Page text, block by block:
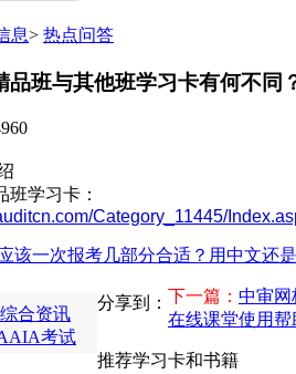
综合资讯
考试
息> 热点问答
品班与其他班学习卡有何不同
班学习卡：
Category_11445/
分享到：
该一次报考几部分合适？用中文还
下一篇： 中审
在线课堂使用帮
推荐学习卡和书籍